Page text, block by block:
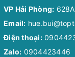
VP Hải Phòng:
Email:
Điện thoại:
Zalo: 0904423446